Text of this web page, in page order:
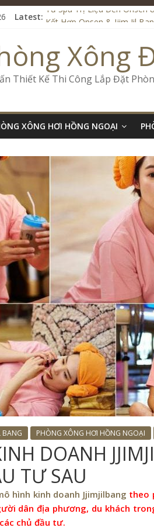
Latest: Từ Spa Trị Liệu Đến Onsen
Cham Riverside Onsen &
Spa Jjim Jil Bang Kết Hợp
Tăng Doanh Số Kinh Doanh
Xông
Thiết Kế Thi Công Lắp Đặt
XÔNG HƠI HỒNG NGOẠI
BANG PHÒNG XÔNG HƠI HỒNG NGOẠI
DOANH
TƯ SAU
hình kinh doanh Jjimjilbang theo
dân địa phương, du khách
chủ đầu tư.